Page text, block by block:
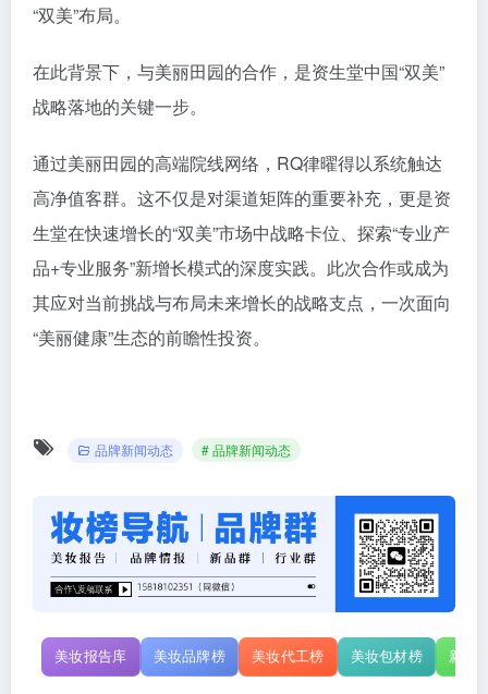
“双美”布局。
在此背景下，与美丽田园的合作，是资生堂中国“双美”
战略落地的关键一步。
通过美丽田园的高端院线网络，RQ律曜得以系统触达
高净值客群。这不仅是对渠道矩阵的重要补充，更是资
生堂在快速增长的“双美”市场中战略卡位、探索“专业产
品+专业服务”新增长模式的深度实践。此次合作或成为
其应对当前挑战与布局未来增长的战略支点，一次面向
“美丽健康”生态的前瞻性投资。
品牌新闻动态 # 品牌新闻动态
美妆报告库 美妆品牌榜 美妆代工榜 美妆包材榜 新原